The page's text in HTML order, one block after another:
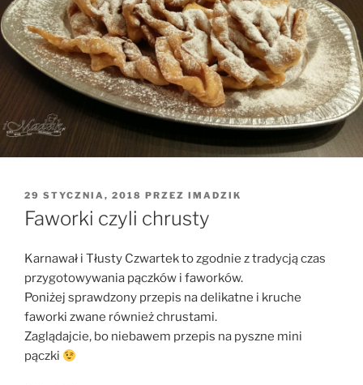
OPUBLIKOWANE
W
29 STYCZNIA, 2018 PRZEZ IMADZIK
Faworki czyli chrusty
Karnawał i Tłusty Czwartek to zgodnie z tradycją czas
przygotowywania pączków i faworków.
Poniżej sprawdzony przepis na delikatne i kruche
faworki zwane również chrustami.
Zaglądajcie, bo niebawem przepis na pyszne mini
pączki